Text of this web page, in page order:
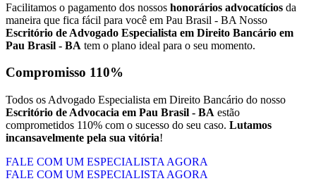
Facilitamos o pagamento dos nossos honorários advocatícios da
maneira que fica fácil para você em Pau Brasil - BA Nosso
Escritório de Advogado Especialista em Direito Bancário em
Pau Brasil - BA tem o plano ideal para o seu momento.
Compromisso 110%
Todos os Advogado Especialista em Direito Bancário do nosso
Escritório de Advocacia em Pau Brasil - BA estão
comprometidos 110% com o sucesso do seu caso. Lutamos
incansavelmente pela sua vitória!
FALE COM UM ESPECIALISTA AGORA
FALE COM UM ESPECIALISTA AGORA